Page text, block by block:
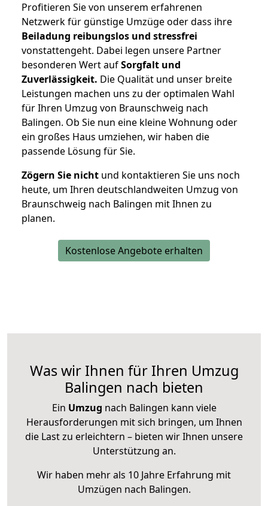
Profitieren Sie von unserem erfahrenen
Netzwerk für günstige Umzüge oder dass ihre
Beiladung reibungslos und stressfrei
vonstattengeht. Dabei legen unsere Partner
besonderen Wert aufSorgfalt und
Zuverlässigkeit. Die Qualität und unser breite
Leistungen machen uns zu der optimalen Wahl
für Ihren Umzug von Braunschweig nach
Balingen. Ob Sie nun eine kleine Wohnung oder
ein großes Haus umziehen, wir haben die
passende Lösung für Sie.
Zögern Sie nicht und kontaktieren Sie uns noch
heute, um Ihren deutschlandweiten Umzug von
Braunschweig nach Balingen mit Ihnen zu
planen.
Kostenlose Angebote erhalten
Was wir Ihnen für Ihren Umzug
Balingen nach bieten
Ein Umzug nach Balingen kann viele
Herausforderungen mit sich bringen, um Ihnen
die Last zu erleichtern – bieten wir Ihnen unsere
Unterstützung an.
Wir haben mehr als 10 Jahre Erfahrung mit
Umzügen nach Balingen.